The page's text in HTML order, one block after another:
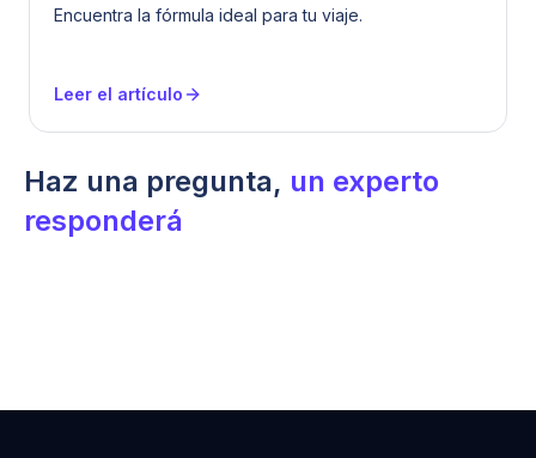
Encuentra la fórmula ideal para tu viaje.
Leer el artículo
Haz una pregunta, un experto
responderá